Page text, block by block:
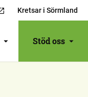
Kretsar i Sörmland
Stöd oss